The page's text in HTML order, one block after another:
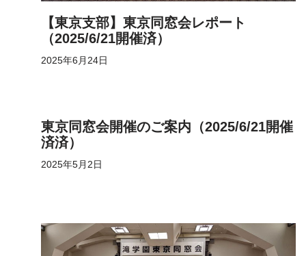
【東京支部】東京同窓会レポート
（2025/6/21開催済）
2025年6月24日
東京同窓会開催のご案内（2025/6/21開催
済済）
2025年5月2日